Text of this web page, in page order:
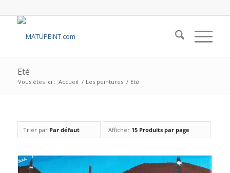
Eté
Vous êtes ici : Accueil / Les peintures / Eté
Trier par Par défaut Afficher 15 Produits par page